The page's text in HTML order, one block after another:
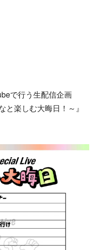
で行う生配信企画
と楽しむ大晦日！～』